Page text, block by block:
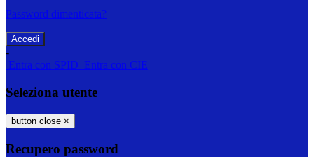
Password dimenticata?
-
Entra con SPID Entra con CIE
Seleziona utente
button close ×
Recupero password